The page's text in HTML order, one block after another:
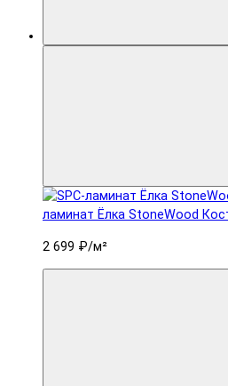
ламинат Ëлка StoneWood
2 699 ₽/м²